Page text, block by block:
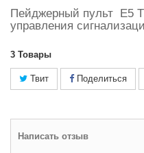
Пейджерный пульт E5
управления
3 Товары
Твит Поделиться
Написать отзыв